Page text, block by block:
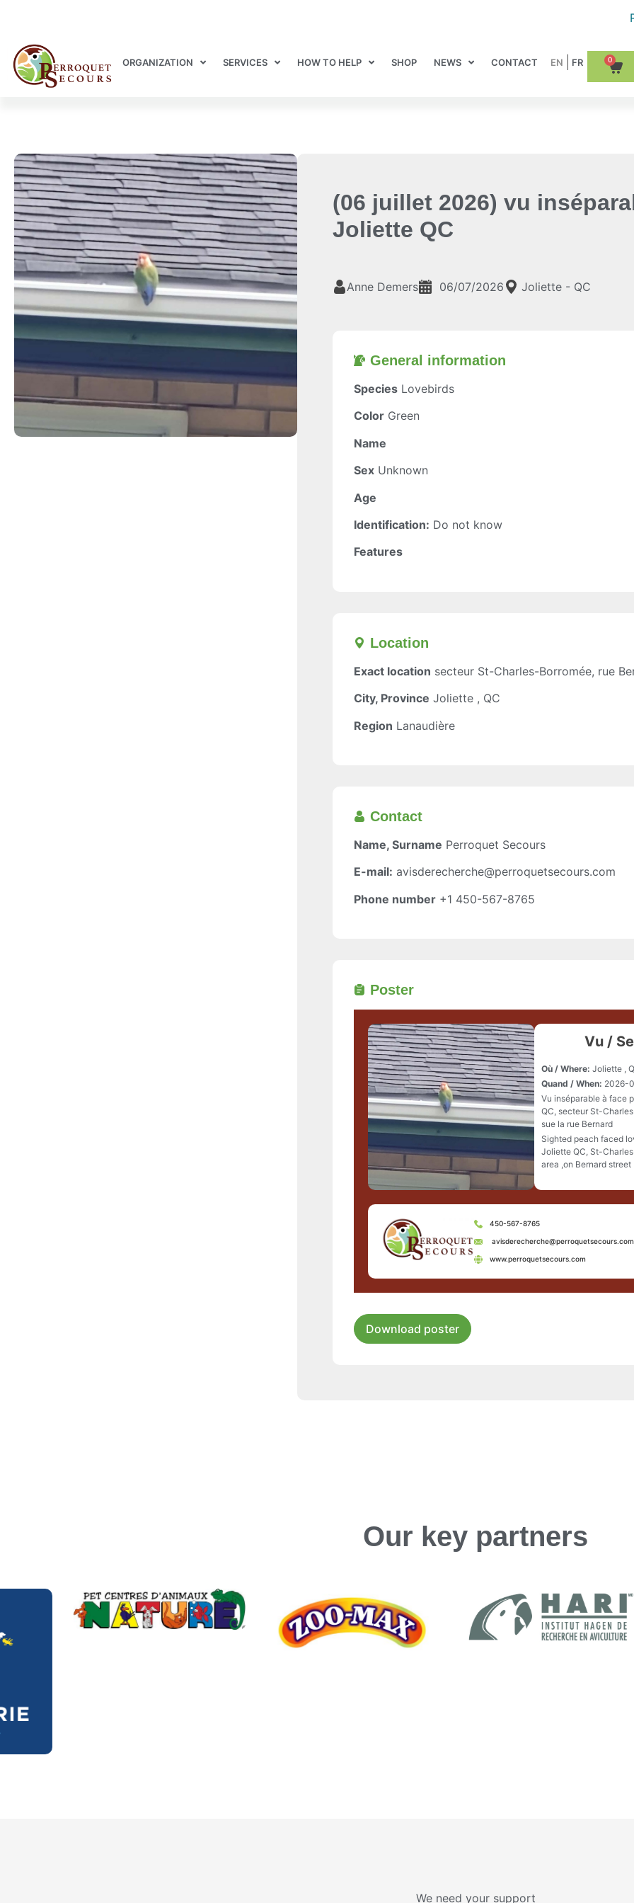
ORGANIZATION SERVICES HOW TO HELP SHOP NEWS CONTACT 0
(06 juillet 2026) vu
Joliette QC
Anne Demers 06/07/2026 Joliette - QC
General information​
Species Lovebirds
Color Green
Name
Sex Unknown
Age
Identification: Do not know
Features
Location​
Exact location secteur St-Charles-Borromée, rue
City, Province Joliette , QC
Region Lanaudière
Contact
Name, Surname Perroquet Secours
E-mail: avisderecherche@perroquetsecours.com
Phone number +1 450-567-8765
Poster
Vu /
Où / Where: Joliette ,
Quand / When: 2026-
Vu inséparable à face
QC, secteur St-
sue la rue Bernard
Sighted peach faced
Joliette QC, St-
area ,on Bernard street
450-567-8765
avisderecherche@perroquetsecours.com
www.perroquetsecours.com
Download poster
Our key partners
We need your support